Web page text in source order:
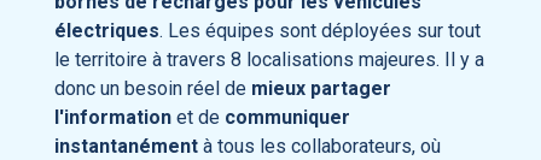
Découvrir
électriques. Les équipes sont déployées sur tout
le territoire à travers 8 localisations majeures. Il y a
donc un besoin réel de mieux partager
l'information et de communiquer
instantanément à tous les collaborateurs, où